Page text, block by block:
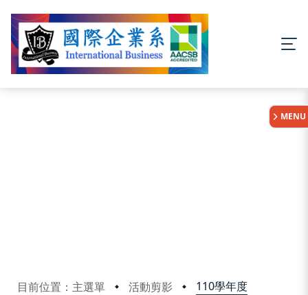
目前位置：主選單 活動剪影 110學年度
MENU